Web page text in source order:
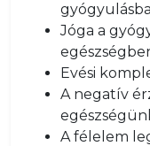
Jóga a
Evési
A negatív
A félelem